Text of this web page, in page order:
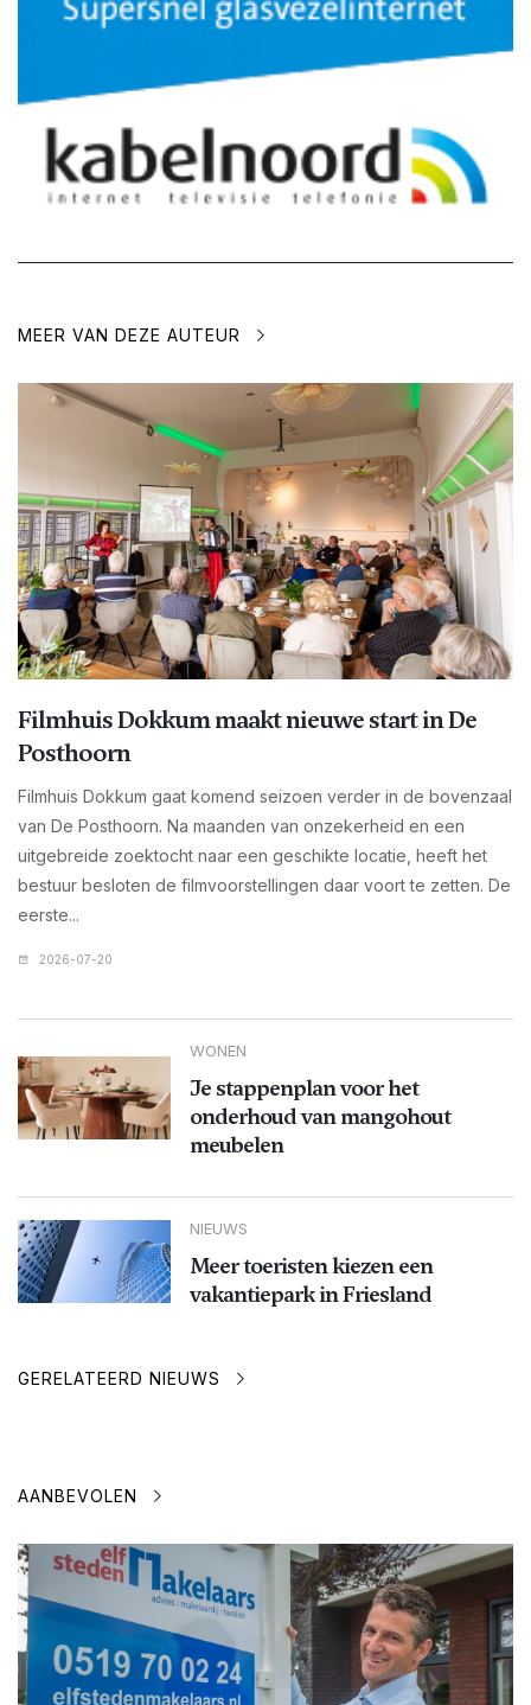
MEER VAN DEZE AUTEUR
Filmhuis Dokkum maakt nieuwe start in De
Posthoorn
Filmhuis Dokkum gaat komend seizoen verder in de bovenzaal
van De Posthoorn. Na maanden van onzekerheid en een
uitgebreide zoektocht naar een geschikte locatie, heeft het
bestuur besloten de filmvoorstellingen daar voort te zetten. De
eerste...
2026-07-20
WONEN
Je stappenplan voor het
onderhoud van mangohout
meubelen
NIEUWS
Meer toeristen kiezen een
vakantiepark in Friesland
GERELATEERD NIEUWS
AANBEVOLEN